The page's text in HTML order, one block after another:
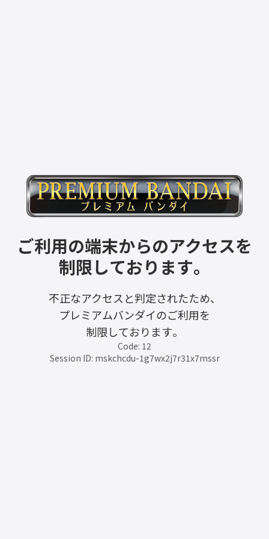
ご利用の端末からのアクセスを
制限しております。
不正なアクセスと判定されたため、
プレミアムバンダイのご利用を
制限しております。
Code: 12
Session ID: mskchcdu-1g7wx2j7r31x7mssr